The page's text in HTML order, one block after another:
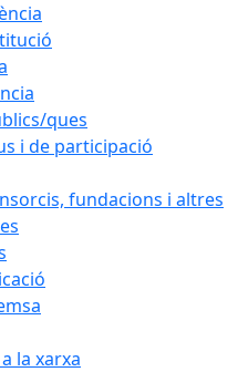
ques
i de participació
fundacions i altres
la xarxa